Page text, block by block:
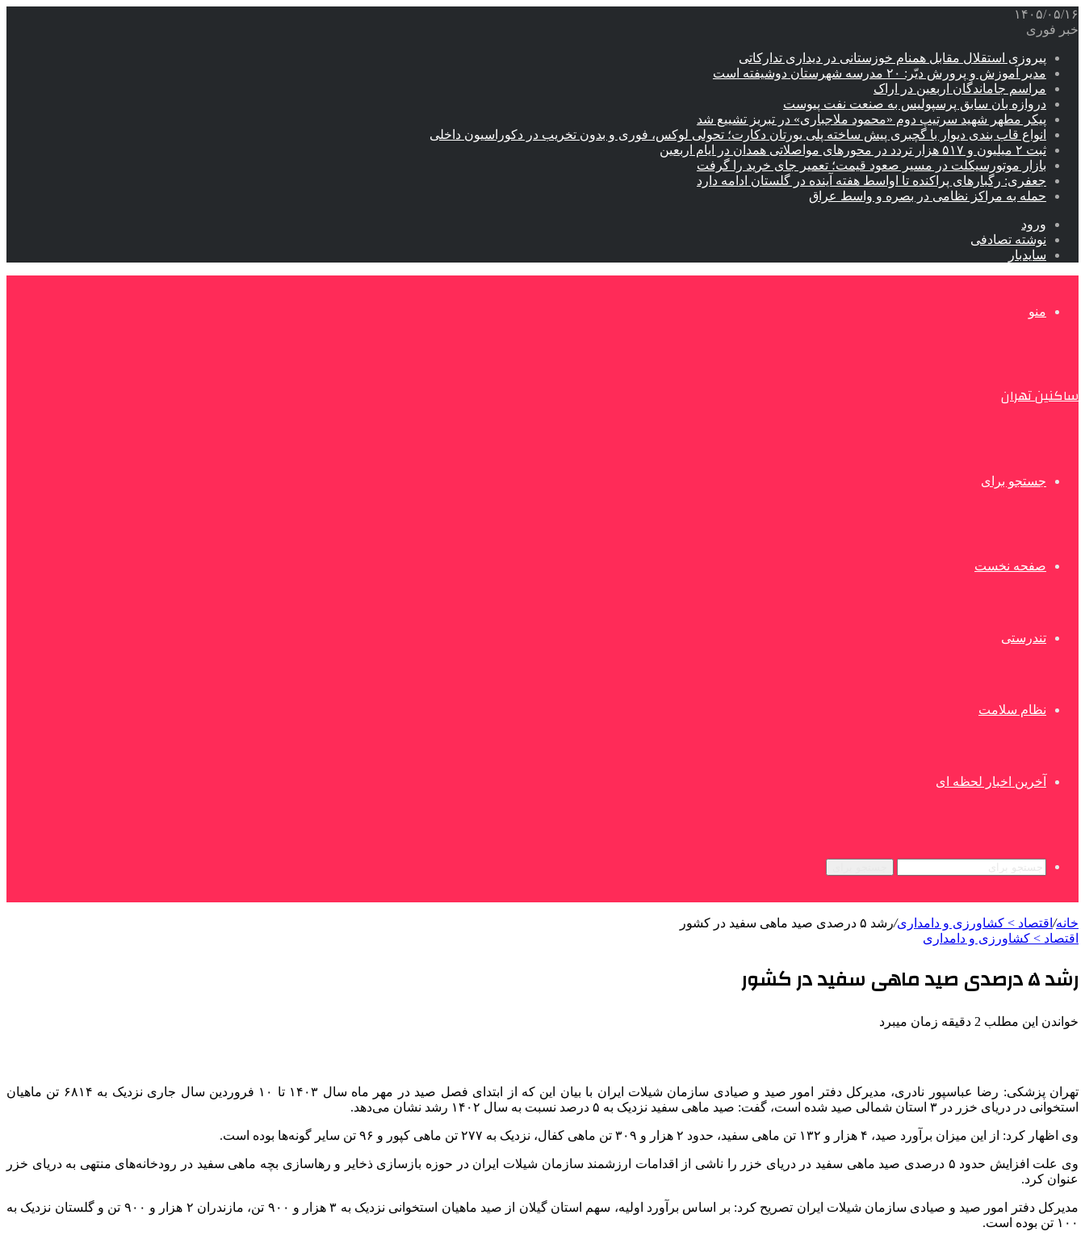
۱۴۰۵/۰۵/۱۶
خبر فوری
پیروزی استقلال مقابل همنام خوزستانی در دیداری تدارکاتی
مدیر آموزش و پرورش دیّر: ۲۰ مدرسه شهرستان دوشیفته است
مراسم جاماندگان اربعین در اراک
دروازه بان سابق پرسپولیس به صنعت نفت پیوست
پیکر مطهر شهید سرتیپ دوم «محمود ملاجباری» در تبریز تشییع شد
انواع قاب بندی دیوار با گچبری پیش ساخته پلی یورتان دکارت؛ تحولی لوکس، فوری و بدون تخریب در دکوراسیون داخلی
ثبت ۲ میلیون و ۵۱۷ هزار تردد در محورهای مواصلاتی همدان در ایام اربعین
بازار موتورسیکلت در مسیر صعود قیمت؛ تعمیر جای خرید را گرفت
جعفری: رگبارهای پراکنده تا اواسط هفته آینده در گلستان ادامه دارد
حمله به مراکز نظامی در بصره و واسط عراق
ورود
نوشته تصادفی
سایدبار
منو
ساکنین تهران
جستجو برای
صفحه نخست
تندرستی
نظام سلامت
آخرین اخبار لحظه ای
خانه/ اقتصاد > کشاورزی و دامداری/رشد ۵ درصدی صید ماهی سفید در کشور
اقتصاد > کشاورزی و دامداری
رشد ۵ درصدی صید ماهی سفید در کشور
خواندن این مطلب 2 دقیقه زمان میبرد
تهران پزشکی: رضا عباسپور نادری، مدیرکل دفتر امور صید و صیادی سازمان شیلات ایران با بیان این که از ابتدای فصل صید در مهر ماه سال ۱۴۰۳ تا ۱۰ فروردین سال جاری نزدیک به ۶۸۱۴ تن ماهیان
استخوانی در دریای خزر در ۳ استان شمالی صید شده است، گفت: صید ماهی سفید نزدیک به ۵ درصد نسبت به سال ۱۴۰۲ رشد نشان می‌دهد.
وی اظهار کرد: از این میزان برآورد صید، ۴ هزار و ۱۳۲ تن ماهی سفید، حدود ۲ هزار و ۳۰۹ تن ماهی کفال، نزدیک به ۲۷۷ تن ماهی کپور و ۹۶ تن سایر گونه‌ها بوده است.
وی علت افزایش حدود ۵ درصدی صید ماهی سفید در دریای خزر را ناشی از اقدامات ارزشمند سازمان شیلات ایران در حوزه بازسازی ذخایر و رهاسازی بچه ماهی سفید در رودخانه‌های منتهی به دریای خزر
عنوان کرد.
مدیرکل دفتر امور صید و صیادی سازمان شیلات ایران تصریح کرد: بر اساس برآورد اولیه، سهم استان گیلان از صید ماهیان استخوانی نزدیک به ۳ هزار و ۹۰۰ تن، مازندران ۲ هزار و ۹۰۰ تن و گلستان نزدیک به
۱۰۰ تن بوده است.